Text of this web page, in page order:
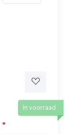
In voorraad